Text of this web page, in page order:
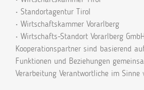
• Standortagentur Tirol
• Wirtschaftskammer Vorarlberg
• Wirtschafts-Standort Vorarlberg
Kooperationspartner sind basierend
Funktionen und Beziehungen
Verarbeitung Verantwortliche im Sinne